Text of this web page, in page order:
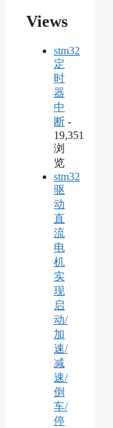
Views
stm32
定
时
器
中
断 -
19,351
浏
览
stm32
驱
动
直
流
电
机
实
现
启
动/
加
速/
减
速/
倒
车/
停